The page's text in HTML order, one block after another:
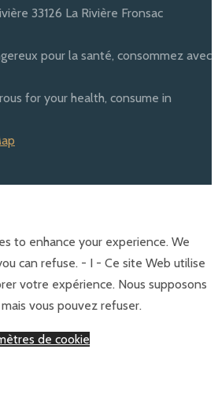
33126 La Rivière Fronsac
pour la santé, consommez avec
for your health, consume in
to enhance your experience. We
can refuse. - I - Ce site Web utilise
votre expérience. Nous supposons
vous pouvez refuser.
de cookie